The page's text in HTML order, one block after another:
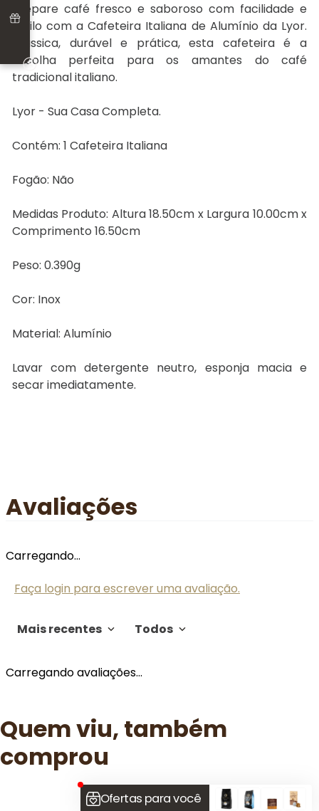
Prepare café fresco e saboroso com facilidade e
estilo com a Cafeteira Italiana de Alumínio da Lyor.
Clássica, durável e prática, esta cafeteira é a
escolha perfeita para os amantes do café
tradicional italiano.
Lyor - Sua Casa Completa.
Contém: 1 Cafeteira Italiana
Fogão: Não
Medidas Produto: Altura 18.50cm x Largura 10.00cm x
Comprimento 16.50cm
Peso: 0.390g
Cor: Inox
Material: Alumínio
Lavar com detergente neutro, esponja macia e
secar imediatamente.
Avaliações
Carregando…
Faça login para escrever uma avaliação.
Mais recentes Todos
Carregando avaliações…